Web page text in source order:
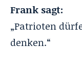
Frank sagt:
„Patrioten
denken.“